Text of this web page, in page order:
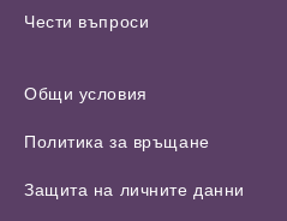
Чести въпроси
Общи условия
Политика за връщане
Защита на личните данни